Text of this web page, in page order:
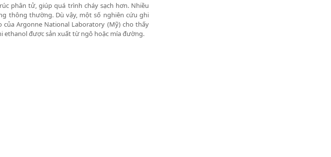
phân tử, giúp quá trình cháy sạch hơn. Nhiều
thông thường. Dù vậy, một số nghiên cứu ghi
Argonne National Laboratory (Mỹ) cho thấy
ethanol được sản xuất từ ngô hoặc mía đường.